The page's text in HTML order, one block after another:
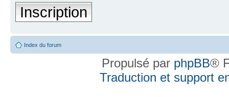
Inscription
Index du forum
Propulsé par phpBB®
Traduction et support